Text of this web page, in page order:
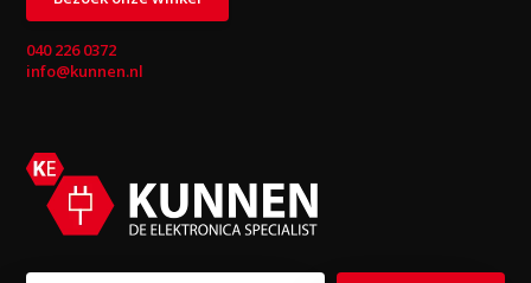
040 226 0372
info@kunnen.nl